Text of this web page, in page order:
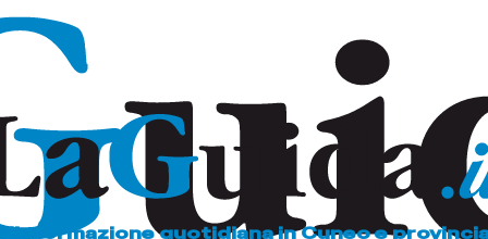
L'informazione quotidiana in Cuneo e